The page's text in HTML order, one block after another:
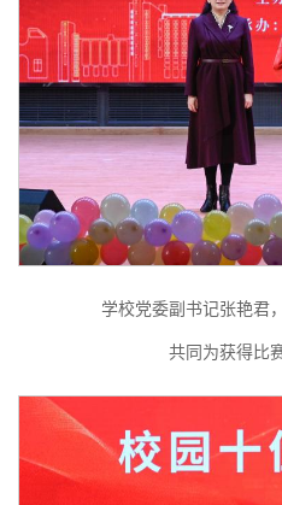
学校党委副书记张艳君
共同为获得比